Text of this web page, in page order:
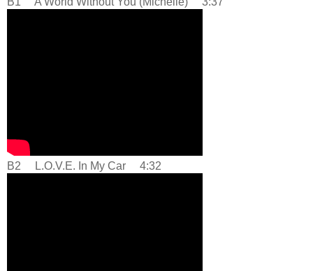
B2 L.O.V.E. In My Car 4:32